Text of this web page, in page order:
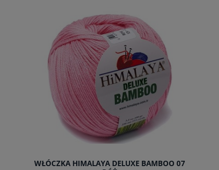
do koszyka
WŁÓCZKA HIMALAYA DELUXE BAMBOO 07